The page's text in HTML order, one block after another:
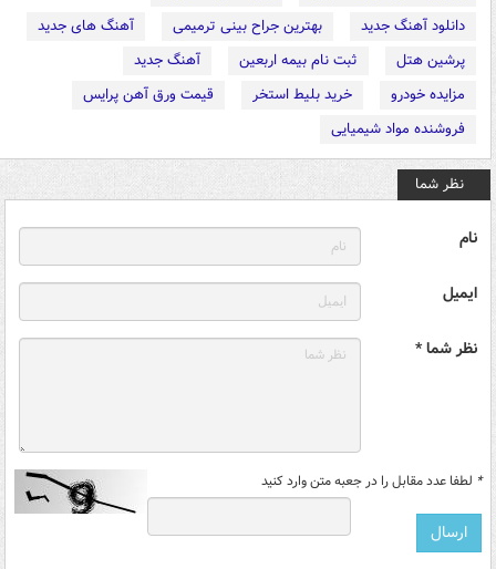
دانلود آهنگ جدید
بهترین جراح بینی ترمیمی
آهنگ های جدید
پرشین هتل
ثبت نام بیمه اربعین
آهنگ جدید
مزایده خودرو
خرید بلیط استخر
قیمت ورق آهن پرایس
فروشنده مواد شیمیایی
نظر شما
نام
ایمیل
نظر شما *
* لطفا عدد مقابل را در جعبه متن وارد کنید